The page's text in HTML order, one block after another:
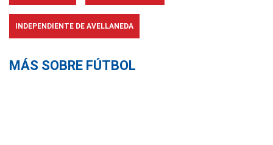
INDEPENDIENTE DE AVELLANEDA
MÁS SOBRE FÚTBOL